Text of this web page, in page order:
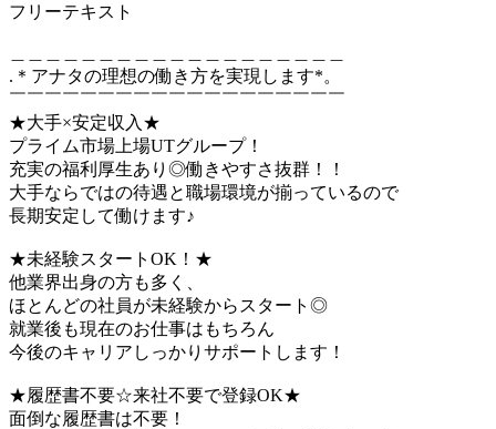
フリーテキスト
.＊アナタの理想の働き方を実現します*。
￣￣￣￣￣￣￣￣￣￣￣￣￣￣￣￣￣￣￣
★大手×安定収入★
プライム市場上場UTグループ！
充実の福利厚生あり◎働きやすさ抜群！！
大手ならではの待遇と職場環境が揃っているので
長期安定して働けます♪
★未経験スタートOK！★
他業界出身の方も多く、
ほとんどの社員が未経験からスタート◎
就業後も現在のお仕事はもちろん
今後のキャリアしっかりサポートします！
★履歴書不要☆来社不要で登録OK★
面倒な履歴書は不要！